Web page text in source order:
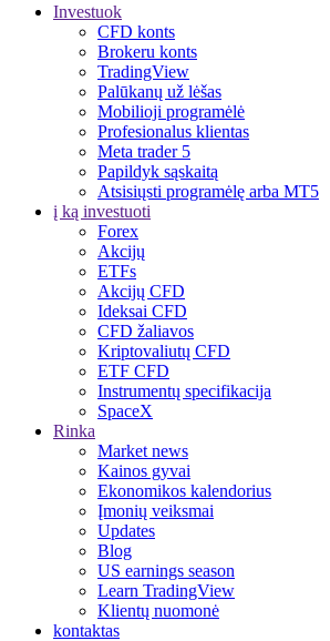
Investuok
CFD konts
Brokeru konts
TradingView
Palūkanų už lėšas
Mobilioji programėlė
Profesionalus klientas
Meta trader 5
Papildyk sąskaitą
Atsisiųsti programėlę arba MT5
į ką investuoti
Forex
Akcijų
ETFs
Akcijų CFD
Ideksai CFD
CFD žaliavos
Kriptovaliutų CFD
ETF CFD
Instrumentų specifikacija
SpaceX
Rinka
Market news
Kainos gyvai
Ekonomikos kalendorius
Įmonių veiksmai
Updates
Blog
US earnings season
Learn TradingView
Klientų nuomonė
kontaktas